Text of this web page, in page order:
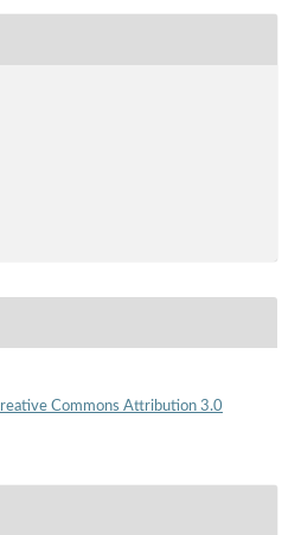
Commons Attribution 3.0